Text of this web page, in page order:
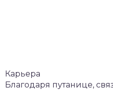
Карьера
Благодаря путанице,